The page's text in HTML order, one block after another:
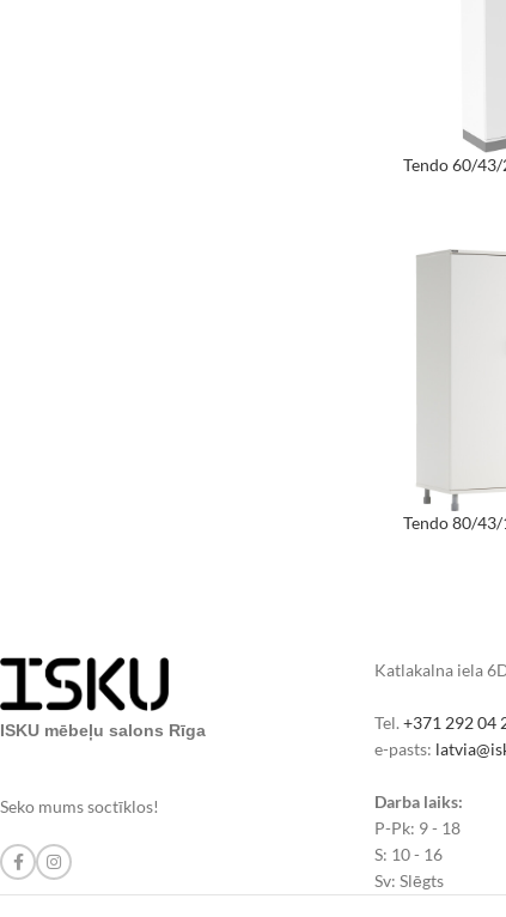
Tendo 60/
Tendo 80/
ISKU mēbeļu salons Rīga
Seko mums soctīklos!
Katlakalna iela
Tel.+371 292 04
e-pasts:
Darba laiks:
P-Pk: 9 - 18
S: 10 - 16
Sv: Slēgts